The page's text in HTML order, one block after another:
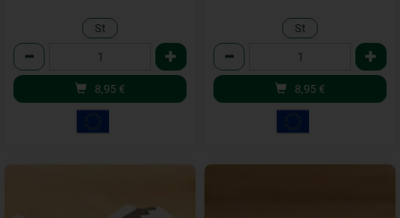
St
Anzahl
8,95 €
St
Anzahl
8,95 €